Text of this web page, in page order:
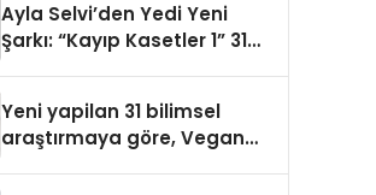
Ayla Selvi’den Yedi Yeni
Şarkı: “Kayıp Kasetler 1” 31
Yeni yapilan 31 bilimsel
araştırmaya göre, Vegan